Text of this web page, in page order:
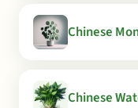
Chinese
Chinese